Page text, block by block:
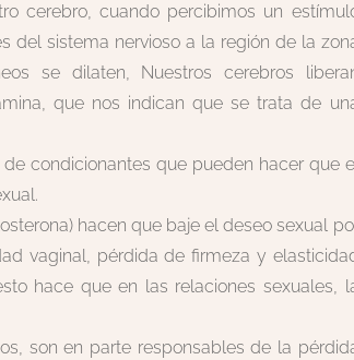
cerebro, cuando percibimos un
del sistema nervioso a la región de la
se dilaten, Nuestros cerebros
que nos indican que se trata de
condicionantes que pueden hacer que
hacen que baje el deseo sexual
vaginal, pérdida de firmeza y
hace que en las relaciones sexuales,
son en parte responsables de la